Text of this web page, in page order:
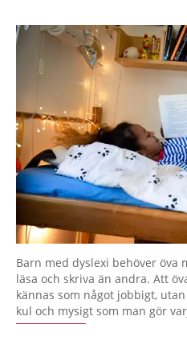
Barn med dyslexi behöver öva
läsa och skriva än andra. Att
kännas som något jobbigt,
kul och mysigt som man gör